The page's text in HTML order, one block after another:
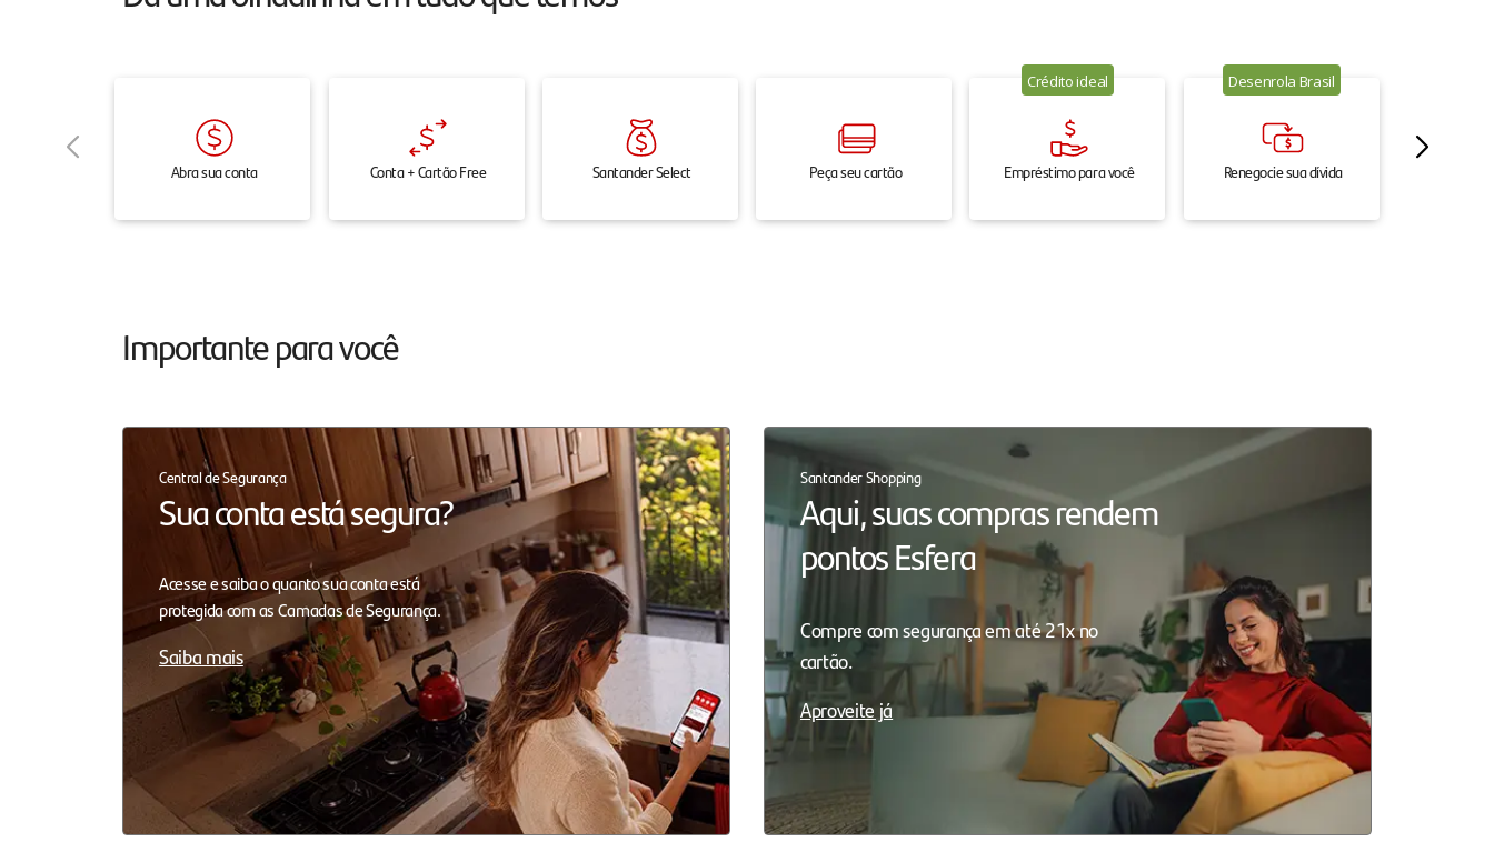
Abra sua conta Conta + Cartão Free Santander Select Peça seu cartão
Crédito ideal
Empréstimo para você
Desenrola Brasil
Renegocie sua dívida
Importante para você
Central de Segurança
Sua conta está segura?
Acesse e saiba o quanto sua conta está
protegida com as Camadas de Segurança.
Saiba mais
Santander Shopping
Aqui, suas compras rendem
pontos Esfera
Compre com segurança em até 21x no
cartão.
Aproveite já